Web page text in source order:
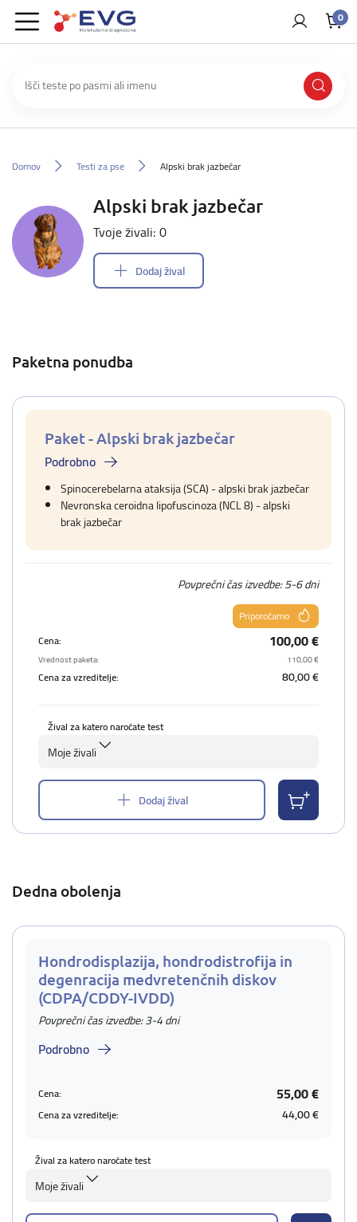
0
Domov Testi za pse Alpski brak jazbečar
Alpski brak jazbečar
Tvoje živali: 0
Dodaj žival
Paketna ponudba
Paket - Alpski brak jazbečar
Podrobno
Spinocerebelarna ataksija (SCA) - alpski brak jazbečar
Nevronska ceroidna lipofuscinoza (NCL 8) - alpski
brak jazbečar
Povprečni čas izvedbe: 5-6 dni
Priporočamo
Cena:
100,00 €
Vrednost paketa: 110,00 €
Cena za vzreditelje: 80,00 €
Žival za katero naročate test
Moje živali
Dodaj žival
Dedna obolenja
Hondrodisplazija, hondrodistrofija in
degenracija medvretenčnih diskov
(CDPA/CDDY-IVDD)
Povprečni čas izvedbe: 3-4 dni
Podrobno
Cena: 55,00 €
Cena za vzreditelje: 44,00 €
Žival za katero naročate test
Moje živali